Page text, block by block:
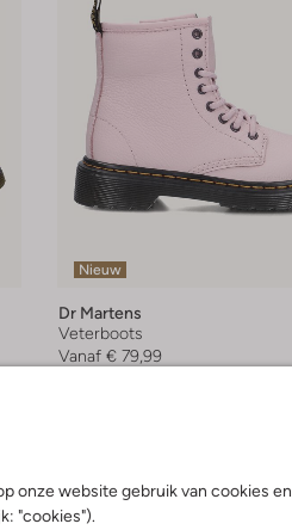
onze website gebruik van cookies en
"cookies").
Nieuw
Dr Martens
Veterboots
Vanaf € 79,99